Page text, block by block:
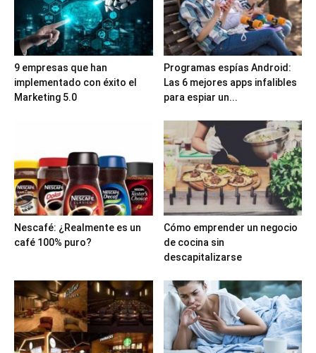
9 empresas que han
implementado con éxito el
Marketing 5.0
Programas espías Android:
Las 6 mejores apps infalibles
para espiar un...
Nescafé: ¿Realmente es un
café 100% puro?
Cómo emprender un negocio
de cocina sin
descapitalizarse